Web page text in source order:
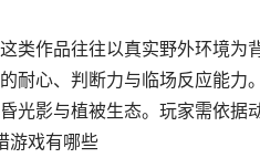
类作品往往以真实野外环境为
耐心、判断力与临场反应能力
光影与植被生态。玩家需依据
游戏有哪些